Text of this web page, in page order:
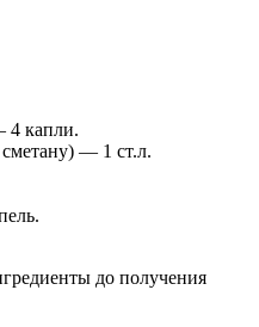
4 капли.
— 1 ст.л.
до получения